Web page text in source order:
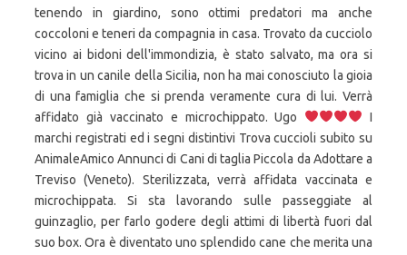
tenendo in giardino, sono ottimi predatori ma anche
coccoloni e teneri da compagnia in casa. Trovato da cucciolo
vicino ai bidoni dell'immondizia, è stato salvato, ma ora si
trova in un canile della Sicilia, non ha mai conosciuto la gioia
di una famiglia che si prenda veramente cura di lui. Verrà
affidato già vaccinato e microchippato. Ugo
I
marchi registrati ed i segni distintivi Trova cuccioli subito su
AnimaleAmico Annunci di Cani di taglia Piccola da Adottare a
Treviso (Veneto). Sterilizzata, verrà affidata vaccinata e
microchippata. Si sta lavorando sulle passeggiate al
guinzaglio, per farlo godere degli attimi di libertà fuori dal
suo box. Ora è diventato uno splendido cane che merita una